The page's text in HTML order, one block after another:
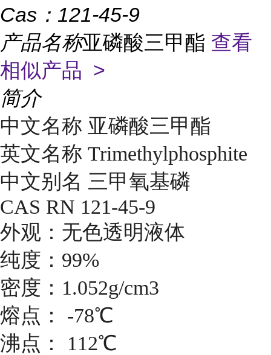
Cas： 121-45-9
产品名称亚磷酸三甲酯 查看
相似产品 >
简介
中文名称 亚磷酸三甲酯
英文名称 Trimethylphosphite
中文别名 三甲氧基磷
CAS RN 121-45-9
外观：无色透明液体
纯度：99%
密度：1.052g/cm3
熔点： -78℃
沸点： 112℃